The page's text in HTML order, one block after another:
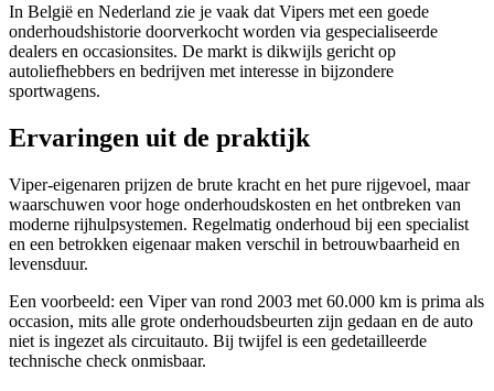
In België en Nederland zie je vaak dat Vipers met een goede
onderhoudshistorie doorverkocht worden via gespecialiseerde
dealers en occasionsites. De markt is dikwijls gericht op
autoliefhebbers en bedrijven met interesse in bijzondere
sportwagens.
Ervaringen uit de praktijk
Viper-eigenaren prijzen de brute kracht en het pure rijgevoel, maar
waarschuwen voor hoge onderhoudskosten en het ontbreken van
moderne rijhulpsystemen. Regelmatig onderhoud bij een specialist
en een betrokken eigenaar maken verschil in betrouwbaarheid en
levensduur.
Een voorbeeld: een Viper van rond 2003 met 60.000 km is prima als
occasion, mits alle grote onderhoudsbeurten zijn gedaan en de auto
niet is ingezet als circuitauto. Bij twijfel is een gedetailleerde
technische check onmisbaar.